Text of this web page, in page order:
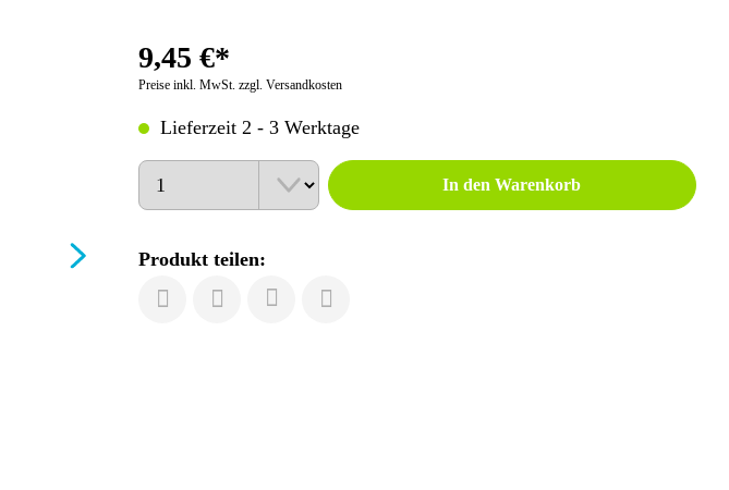
9,45 €*
Preise inkl. MwSt. zzgl. Versandkosten
Lieferzeit 2 - 3 Werktage
Anzahl
In den Warenkorb
Produkt teilen: